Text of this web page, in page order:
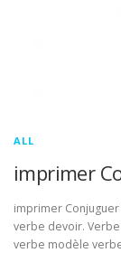
ALL
imprimer
imprimer
verbe devoir.
verbe modèle